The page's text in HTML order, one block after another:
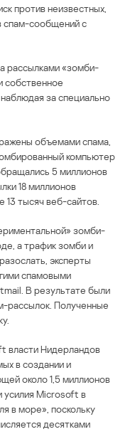
против неизвестных,
спам-сообщений с
рассылками «зомби-
собственное
за специально
объемами спама,
компьютер
5 миллионов
18 миллионов
тысяч веб-сайтов.
зомби-
а трафик зомби и
эксперты
спамовыми
В результате были
рассылок. Полученные
власти Нидерландов
в создании и
около 1,5 миллионов
усилия Microsoft в
в море», поскольку
десятками